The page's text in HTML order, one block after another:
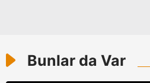
kılınması ve kişiselleştirilmesi ve
Bunlar da Var